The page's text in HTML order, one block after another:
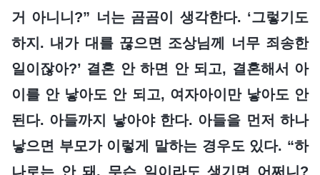
거 아니니?” 너는 곰곰이 생각한다. ‘그렇기도
하지. 내가 대를 끊으면 조상님께 너무 죄송한
일이잖아?’ 결혼 안 하면 안 되고, 결혼해서 아
이를 안 낳아도 안 되고, 여자아이만 낳아도 안
된다. 아들까지 낳아야 한다. 아들을 먼저 하나
낳으면 부모가 이렇게 말하는 경우도 있다. “하
나로는 안 돼. 무슨 일이라도 생기면 어쩌니?